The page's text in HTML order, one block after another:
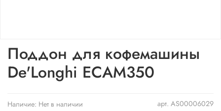
арт. AS00006029
Наличие: Нет в наличии
Поддон для кофемашины
De'Longhi ECAM350